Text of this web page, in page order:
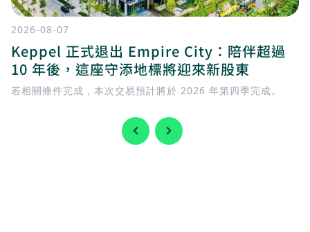
2026-08-07
Keppel 正式退出 Empire City：陪伴超過
10 年後，這座守添地標將迎來新股東
若相關條件完成，本次交易預計將於 2026 年第四季完成。